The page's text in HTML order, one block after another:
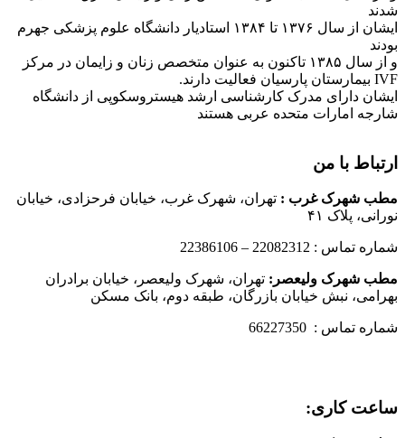
شدند
ایشان از سال ۱۳۷۶ تا ۱۳۸۴ استادیار دانشگاه علوم پزشکی جهرم
بودند
و از سال ۱۳۸۵ تاکنون به عنوان متخصص زنان و زایمان در مرکز
IVF بیمارستان پارسیان فعالیت دارند.
ایشان دارای مدرک کارشناسی ارشد هیستروسکوپی از دانشگاه
شارجه امارات متحده عربی هستند
ارتباط با من
مطب شهرک غرب : تهران، شهرک غرب، خیابان فرحزادی، خیابان
نورانی، پلاک ۴۱
شماره تماس : 22082312 – 22386106
مطب شهرک ولیعصر: تهران، شهرک ولیعصر، خیابان برادران
بهرامی، نبش خیابان بازرگان، طبقه دوم، بانک مسکن
شماره تماس : 66227350
ساعت کاری: